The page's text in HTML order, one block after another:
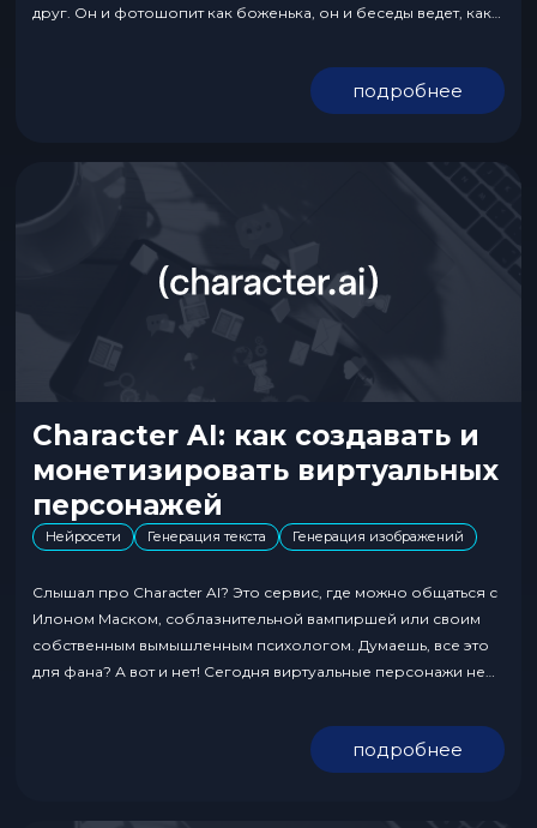
друг. Он и фотошопит как боженька, он и беседы ведет, как
арбитража и настройки рекламных кампаний. И как только ты
подробнее
Character AI: как создавать и
монетизировать виртуальных
персонажей
Нейросети Генерация текста Генерация изображений
Слышал про Character AI? Это сервис, где можно общаться с
Илоном Маском, соблазнительной вампиршей или своим
собственным вымышленным психологом. Думаешь, все это
для фана? А вот и нет! Сегодня виртуальные персонажи не
который приносит трафик, лиды и деньги. Если ты
занимаешься арбитражем, маркетингом, продаешь
подробнее